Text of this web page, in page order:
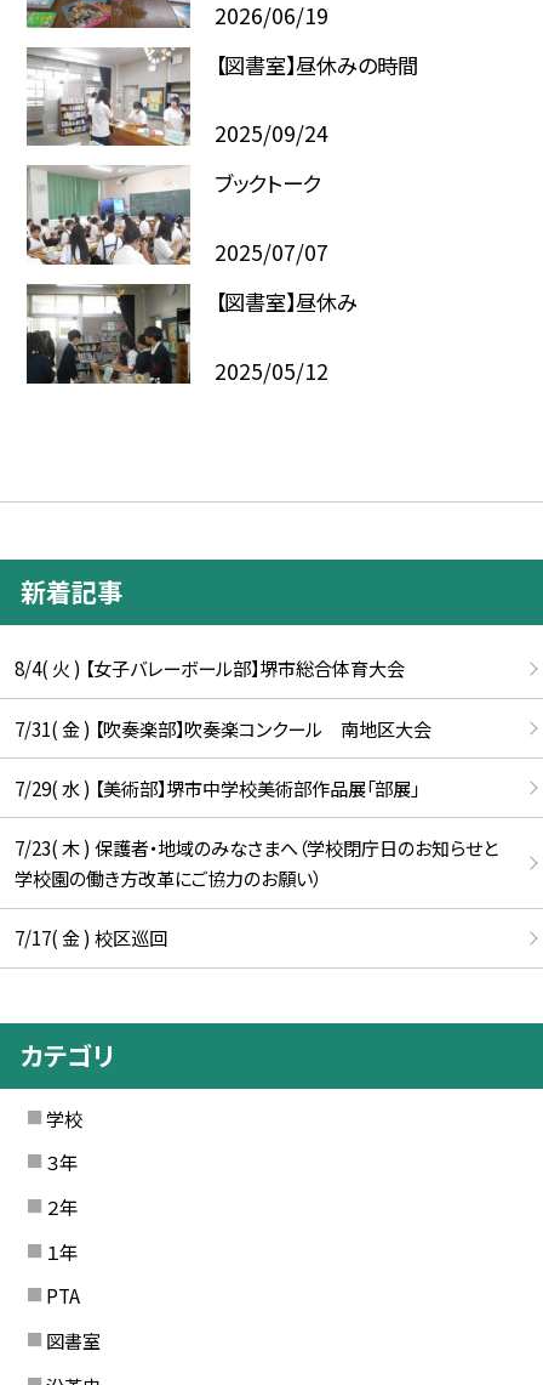
2026/06/19
【図書室】昼休みの時間
2025/09/24
ブックトーク
2025/07/07
【図書室】昼休み
2025/05/12
新着記事
8/4( 火 ) 【女子バレーボール部】堺市総合体育大会
7/31( 金 ) 【吹奏楽部】吹奏楽コンクール 南地区大会
7/29( 水 ) 【美術部】堺市中学校美術部作品展「部展」
7/23( 木 ) 保護者・地域のみなさまへ（学校閉庁日のお知らせと
学校園の働き方改革にご協力のお願い）
7/17( 金 ) 校区巡回
カテゴリ
学校
３年
２年
１年
PTA
図書室